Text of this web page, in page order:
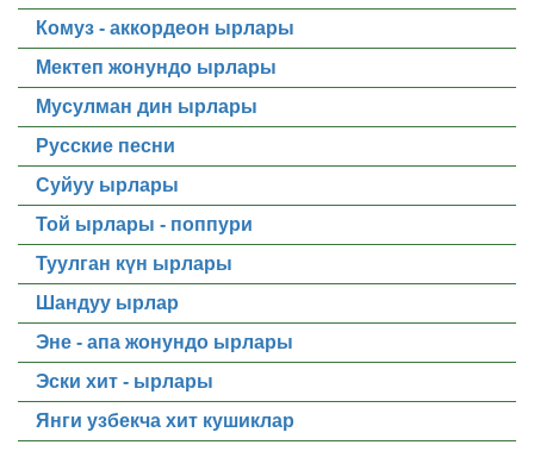
Комуз - аккордеон ырлары
Мектеп жонундо ырлары
Мусулман дин ырлары
Русские песни
Суйуу ырлары
Той ырлары - поппури
Туулган күн ырлары
Шандуу ырлар
Эне - апа жонундо ырлары
Эски хит - ырлары
Янги узбекча хит кушиклар